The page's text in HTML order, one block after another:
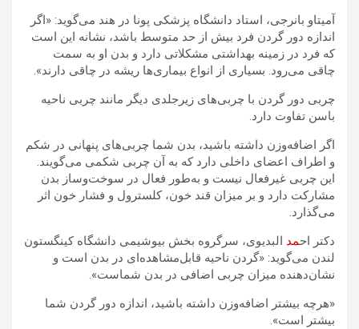
آمیتاو بانرجی، استاد دانشگاه پزشکی پونا در هند می‌گوید: «اگر
اندازه دور گردن فرد بیش از حد متوسط باشد، نشانه این است
که فرد در زمینه بهداشتی مشکلاتی دارد و بدن او به سمت
چاقی می‌رود. بسیاری از انواع بیماری‌ها ریشه در چاقی دارند».
چربی دور گردن با چربی‌های زیرجلدی دیگر مانند چربی ناحیه
باسن تفاوت دارد.
اگر اضافه‌وزن داشته باشید، بدن شما چربی‌های پنهانی در شکم
و اطراف اعضای داخلی دارد که به آن چربی شکمی می‌گویند.
این چربی غیرفعال نیست و به‌طور فعال در سوخت‌وساز بدن
مشارکت دارد و بر میزان قند خون، کلسترول و فشار خون اثر
می‌گذارد.
دکتر احمد البدیوی، سرگروه بخش بیوشیمی دانشگاه کینگستون
لندن می‌گوید: «گردن ناحیه قابل‌مشاهده‌ای در بدن است و
نشان‌دهنده میزان چربی اضافی در بدن شماست».
«هرچه بیشتر اضافه‌وزن داشته باشید، اندازه دور گردن شما
بیشتر است».